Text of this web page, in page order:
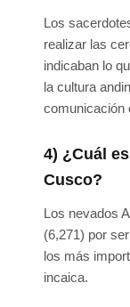
Los
realizar las
indicaban lo
la cultura
comunicación
4) ¿Cuál
Cusco?
Los nevados
(6,271) por
los más
incaica.